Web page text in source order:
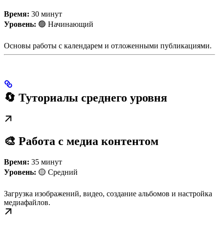
Время: 30 минут
Уровень: 🟢 Начинающий
Основы работы с календарем и отложенными публикациями.
🔄 Туториалы среднего уровня
🎨 Работа с медиа контентом
Время: 35 минут
Уровень: 🟡 Средний
Загрузка изображений, видео, создание альбомов и настройка
медиафайлов.